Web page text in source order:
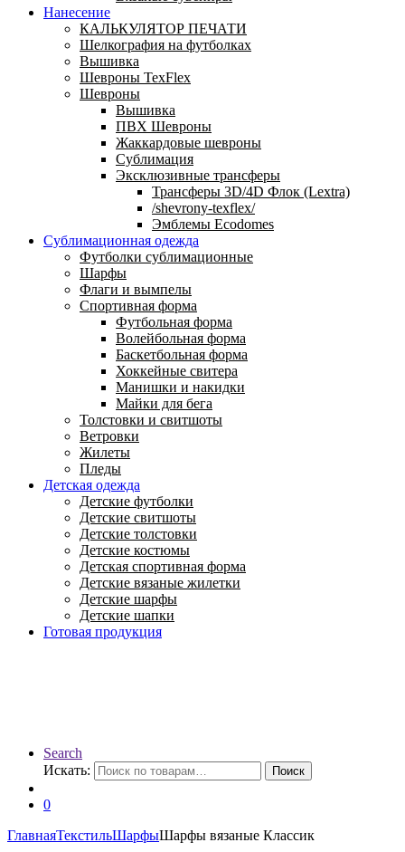
Нанесение
КАЛЬКУЛЯТОР ПЕЧАТИ
Шелкография на футболках
Вышивка
Шевроны TexFlex
Шевроны
Вышивка
ПВХ Шевроны
Жаккардовые шевроны
Сублимация
Эксклюзивные трансферы
Трансферы 3D/4D Флок (Lextra)
/shevrony-texflex/
Эмблемы Ecodomes
Сублимационная одежда
Футболки сублимационные
Шарфы
Флаги и вымпелы
Спортивная форма
Футбольная форма
Волейбольная форма
Баскетбольная форма
Хоккейные свитера
Манишки и накидки
Майки для бега
Толстовки и свитшоты
Ветровки
Жилеты
Пледы
Детская одежда
Детские футболки
Детские свитшоты
Детские толстовки
Детские костюмы
Детская спортивная форма
Детские вязаные жилетки
Детские шарфы
Детские шапки
Готовая продукция
Search
Искать:
Поиск
0
ГлавнаяТекстильШарфыШарфы вязаные Классик